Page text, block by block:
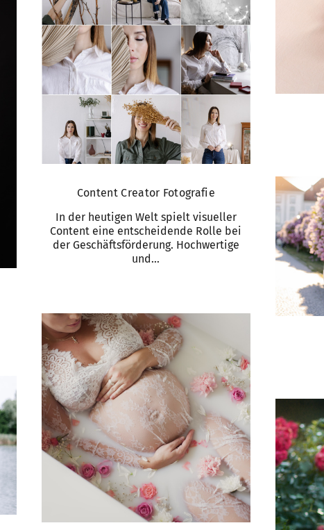
Content Creator Fotografie
In der heutigen Welt spielt visueller
Content eine entscheidende Rolle bei
der Geschäftsförderung. Hochwertige
und...